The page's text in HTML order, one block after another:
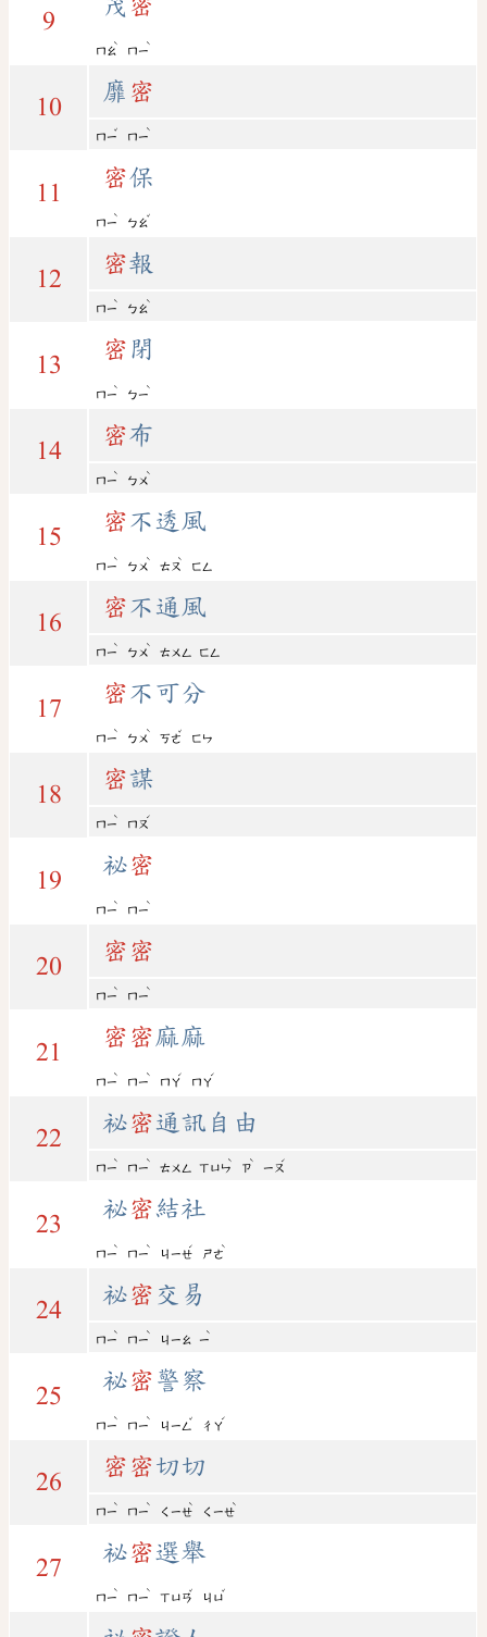
9
茂 密
ㄇㄠ
ˋ
ㄇㄧ
ˋ
10
靡 密
ㄇㄧ
ˇ
ㄇㄧ
ˋ
11
密保
ㄇㄧ
ˋ
ㄅㄠ
ˇ
12
密報
ㄇㄧ
ˋ
ㄅㄠ
ˋ
13
密 閉
ㄇㄧ
ˋ
ㄅㄧ
ˋ
14
密布
ㄇㄧ
ˋ
ㄅㄨ
ˋ
15
密不透風
ㄇㄧ
ˋ
ㄅㄨ
ˋ
ㄊㄡ
ˋ
ㄈㄥ
16
密不通風
ㄇㄧ
ˋ
ㄅㄨ
ˋ
ㄊㄨㄥ ㄈㄥ
17
密不可分
ㄇㄧ
ˋ
ㄅㄨ
ˋ
ㄎㄜ
ˇ
ㄈㄣ
18
密謀
ㄇㄧ
ˋ
ㄇㄡ
ˊ
19
祕密
ㄇㄧ
ˋ
ㄇㄧ
ˋ
20
密 密
ㄇㄧ
ˋ
ㄇㄧ
ˋ
21
密 密麻麻
ㄇㄧ
ˋ
ㄇㄧ
ˋ
ㄇㄚ
ˊ
ㄇㄚ
ˊ
22
祕密通訊自由
ㄇㄧ
ˋ
ㄇㄧ
ˋ
ㄊㄨㄥ ㄒㄩㄣ
ˋ
ㄗ
ˋ
ㄧㄡ
ˊ
23
祕密結社
ㄇㄧ
ˋ
ㄇㄧ
ˋ
ㄐㄧㄝ
ˊ
ㄕㄜ
ˋ
24
祕密 交易
ㄇㄧ
ˋ
ㄇㄧ
ˋ
ㄐㄧㄠ ㄧ
ˋ
25
祕密 警察
ㄇㄧ
ˋ
ㄇㄧ
ˋ
ㄐㄧㄥ
ˇ
ㄔㄚ
ˊ
26
密 密切切
ㄇㄧ
ˋ
ㄇㄧ
ˋ
ㄑㄧㄝ
ˋ
ㄑㄧㄝ
ˋ
27
祕密選舉
ㄇㄧ
ˋ
ㄇㄧ
ˋ
ㄒㄩㄢ
ˇ
ㄐㄩ
ˇ